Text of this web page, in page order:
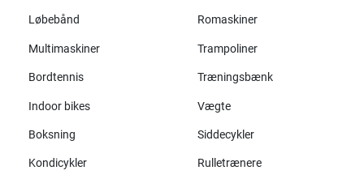
Løbebånd Romaskiner
Multimaskiner Trampoliner
Bordtennis Træningsbænk
Indoor bikes Vægte
Boksning Siddecykler
Kondicykler Rulletrænere